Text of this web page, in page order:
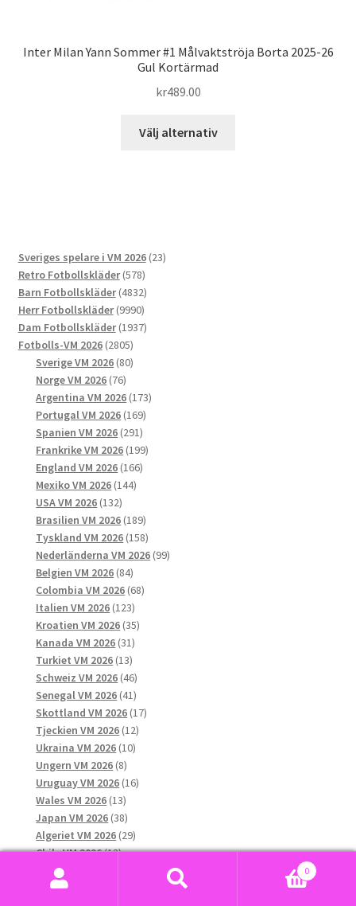
Inter Milan Yann Sommer #1 Målvaktströja Borta 2025-26
Gul Kortärmad
kr489.00
Välj alternativ
Sveriges spelare i VM 2026 2323
Retro Fotbollskläder 578578
produkter
Barn Fotbollskläder 48324832
produkter
Herr Fotbollskläder 99909990
produkter
Dam Fotbollskläder 19371937
Fotbolls-VM 2026 28052805
produkter
Sverige VM 2026 8080
Norge VM 2026 7676
produkter
Argentina VM 2026 173173
Portugal VM 2026 169169
Spanien VM 2026 291291
produkter
Frankrike VM 2026 199199
England VM 2026 166166
Mexiko VM 2026 144144
USA VM 2026 132132
produkter
Brasilien VM 2026 189189
produkter
Tyskland VM 2026 158158
produkter
Nederländerna VM 2026 9999
Belgien VM 2026 8484
produkter
Colombia VM 2026 6868
Italien VM 2026 123123
produkter
Kroatien VM 2026 3535
Kanada VM 2026 3131
produkter
Turkiet VM 2026 1313
produkter
Schweiz VM 2026 4646
produkter
Senegal VM 2026 4141
produkter
Skottland VM 2026 1717
Tjeckien VM 2026 1212
Ukraina VM 2026 1010
Ungern VM 2026 88
produkter
Uruguay VM 2026 1616
Wales VM 2026 1313
produkter
Japan VM 2026 3838
produkter
Algeriet VM 2026 2929
produkter
Chile VM 2026 1313
Grekland VM 2026
produkter
Qatar VM 2026
0